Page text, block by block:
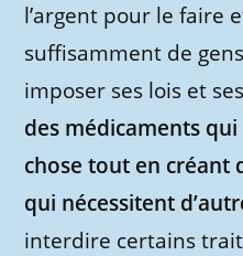
l’argent pour le faire
suffisamment de
imposer ses lois et
des médicaments
chose tout en créant
qui nécessitent
interdire certains